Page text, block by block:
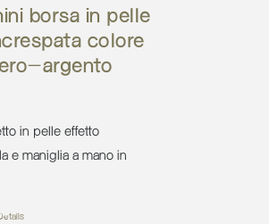
borsa in pelle
colore
argento
in pelle effetto
e maniglia a mano in